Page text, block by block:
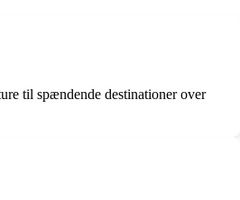
til spændende destinationer over